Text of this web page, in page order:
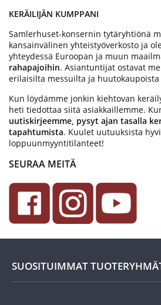
KERÄILIJÄN KUMPPANI
Samlerhuset-konsernin tytäryhtiönä
kansainvälinen yhteistyöverkosto ja
yhteydessä Euroopan ja muun
rahapajoihin. Asiantuntijat ostavat
erilaisilta messuilta ja
Kun löydämme jonkin kiehtovan
heti tiedottaa siitä asiakkaillemme.
uutiskirjeemme, pysyt ajan tasalla
tapahtumista. Kuulet uutuuksista
loppuunmyyntitilanteet!
SEURAA MEITÄ
SUOSITUIMMAT